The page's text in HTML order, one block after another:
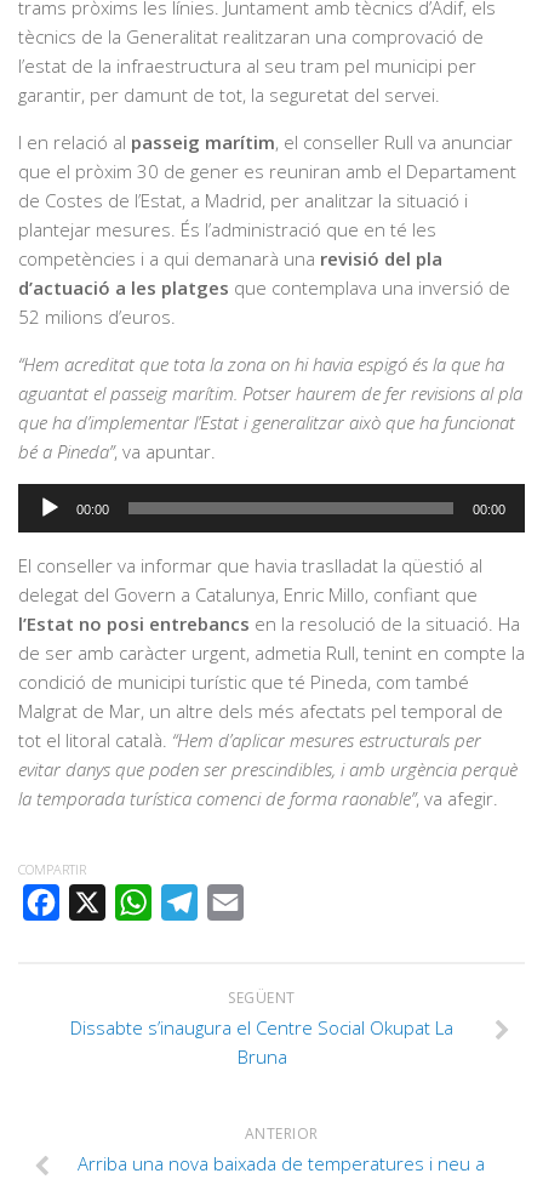
trams pròxims les línies. Juntament amb tècnics d’Adif, els
tècnics de la Generalitat realitzaran una comprovació de
l’estat de la infraestructura al seu tram pel municipi per
garantir, per damunt de tot, la seguretat del servei.
I en relació al passeig marítim, el conseller Rull va anunciar
que el pròxim 30 de gener es reuniran amb el Departament
de Costes de l’Estat, a Madrid, per analitzar la situació i
plantejar mesures. És l’administració que en té les
competències i a qui demanarà una revisió del pla
d’actuació a les platges que contemplava una inversió de
52 milions d’euros.
“Hem acreditat que tota la zona on hi havia espigó és la que ha
aguantat el passeig marítim. Potser haurem de fer revisions al pla
que ha d’implementar l’Estat i generalitzar això que ha funcionat
bé a Pineda”, va apuntar.
Reproductor
d'àudio
00:00 00:00
El conseller va informar que havia traslladat la qüestió al
delegat del Govern a Catalunya, Enric Millo, confiant que
l’Estat no posi entrebancs en la resolució de la situació. Ha
de ser amb caràcter urgent, admetia Rull, tenint en compte la
condició de municipi turístic que té Pineda, com també
Malgrat de Mar, un altre dels més afectats pel temporal de
tot el litoral català. “Hem d’aplicar mesures estructurals per
evitar danys que poden ser prescindibles, i amb urgència perquè
la temporada turística comenci de forma raonable”, va afegir.
COMPARTIR
FACEBOOK
WHATSAPPTELEGRAM
SEGÜENT
Dissabte s’inaugura el Centre Social Okupat La
Bruna
ANTERIOR
Arriba una nova baixada de temperatures i neu a